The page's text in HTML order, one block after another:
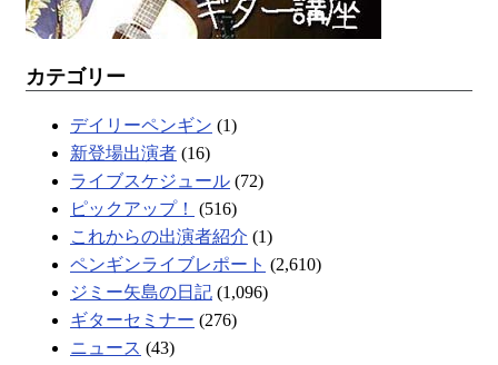
カテゴリー
デイリーペンギン (1)
新登場出演者 (16)
ライブスケジュール (72)
ピックアップ！
(516)
これからの出演者紹介 (1)
ペンギンライブレポート (2,610)
ジミー矢島の日記 (1,096)
ギターセミナー (276)
ニュース (43)